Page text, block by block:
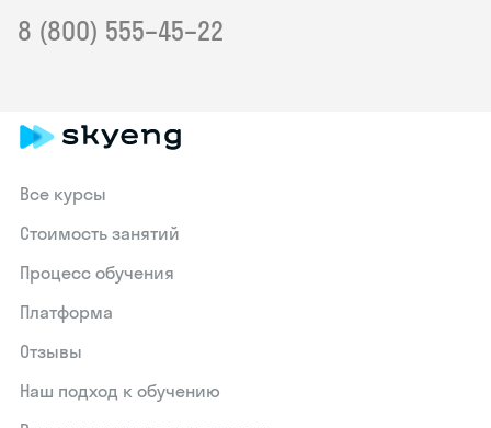
8 (800) 555–45–22
Все курсы
Стоимость занятий
Процесс обучения
Платформа
Отзывы
Наш подход к обучению